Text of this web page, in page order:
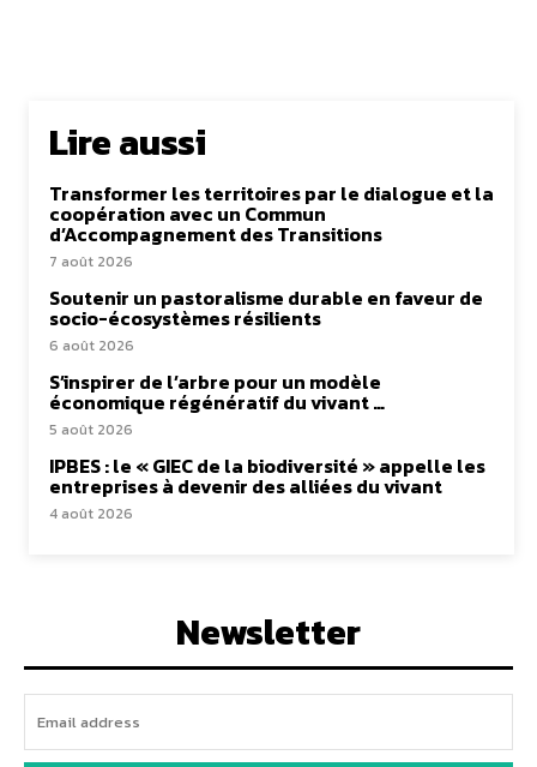
Lire aussi
Transformer les territoires par le dialogue et la
coopération avec un Commun
d’Accompagnement des Transitions
7 août 2026
Soutenir un pastoralisme durable en faveur de
socio-écosystèmes résilients
6 août 2026
S’inspirer de l’arbre pour un modèle
économique régénératif du vivant …
5 août 2026
IPBES : le « GIEC de la biodiversité » appelle les
entreprises à devenir des alliées du vivant
4 août 2026
Newsletter